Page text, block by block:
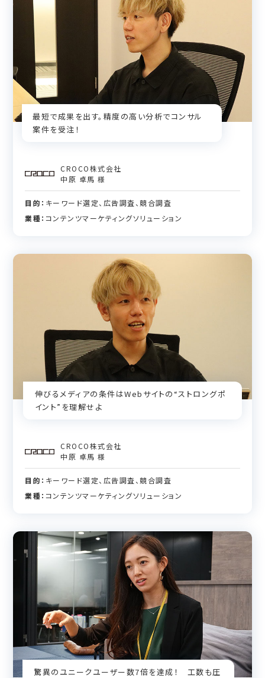
最短で成果を出す。精度の高い分析でコンサル
案件を受注！
CROCO株式会社
中原 卓馬 様
目的： キーワード選定、広告調査、競合調査
業種： コンテンツマーケティングソリューション
伸びるメディアの条件はWebサイトの“ストロングポ
イント”を理解せよ
CROCO株式会社
中原 卓馬 様
目的： キーワード選定、広告調査、競合調査
業種： コンテンツマーケティングソリューション
驚異のユニークユーザー数7倍を達成！ 工数も圧